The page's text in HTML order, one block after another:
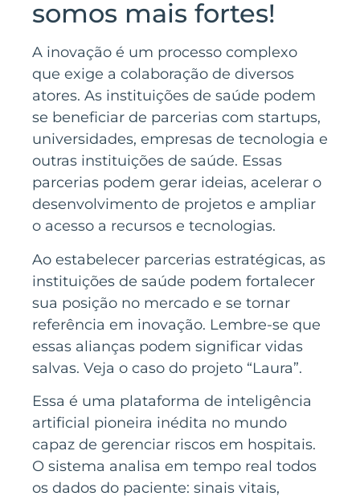
somos mais fortes!
A inovação é um processo complexo
que exige a colaboração de diversos
atores. As instituições de saúde podem
se beneficiar de parcerias com startups,
universidades, empresas de tecnologia e
outras instituições de saúde. Essas
parcerias podem gerar ideias, acelerar o
desenvolvimento de projetos e ampliar
o acesso a recursos e tecnologias.
Ao estabelecer parcerias estratégicas, as
instituições de saúde podem fortalecer
sua posição no mercado e se tornar
referência em inovação. Lembre-se que
essas alianças podem significar vidas
salvas. Veja o caso do projeto “Laura”.
Essa é uma plataforma de inteligência
artificial pioneira inédita no mundo
capaz de gerenciar riscos em hospitais.
O sistema analisa em tempo real todos
os dados do paciente: sinais vitais,